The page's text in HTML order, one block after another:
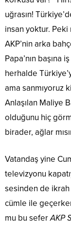
uğrasın!
insan yoktur.
AKP’nin arka
Papa’nın başına
herhalde
ama sanmıyoruz
Anlaşılan Maliye
olduğunu hiç
birader, ağlar
Vatandaş yine
televizyonu
sesinden de
cümle ile
mu bu seferAKP